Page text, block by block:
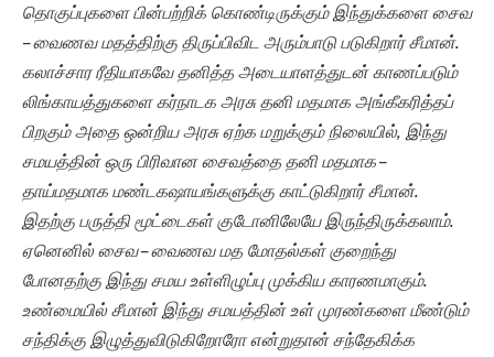
தொகுப்புகளை பின்பற்றிக் கொண்டிருக்கும் இந்துக்களை சைவ
– வைணவ மதத்திற்கு திருப்பிவிட அரும்பாடு படுகிறார் சீமான்.
கலாச்சார ரீதியாகவே தனித்த அடையாளத்துடன் காணப்படும்
லிங்காயத்துகளை கர்நாடக அரசு தனி மதமாக அங்கீகரித்தப்
பிறகும் அதை ஒன்றிய அரசு ஏற்க மறுக்கும் நிலையில், இந்து
சமயத்தின் ஒரு பிரிவான சைவத்தை தனி மதமாக –
தாய்மதமாக மண்டகஷாயங்களுக்கு காட்டுகிறார் சீமான்.
இதற்கு பருத்தி மூட்டைகள் குடோனிலேயே இருந்திருக்கலாம்.
ஏனெனில் சைவ – வைணவ மத மோதல்கள் குறைந்து
போனதற்கு இந்து சமய உள்ளிழுப்பு முக்கிய காரணமாகும்.
உண்மையில் சீமான் இந்து சமயத்தின் உள் முரண்களை மீண்டும்
சந்திக்கு இழுத்துவிடுகிறோரோ என்றுதான் சந்தேகிக்க